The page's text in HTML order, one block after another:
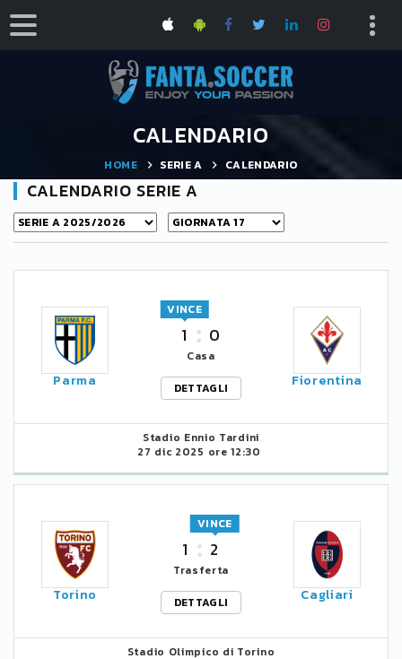
CALENDARIO
HOME SERIE A CALENDARIO
CALENDARIO SERIE A
Parma
1
VINCE
0
Casa
DETTAGLI
Fiorentina
Stadio Ennio Tardini
27 dic 2025 ore 12:30
Torino
1 2
VINCE
Trasferta
DETTAGLI
Cagliari
Stadio Olimpico di Torino